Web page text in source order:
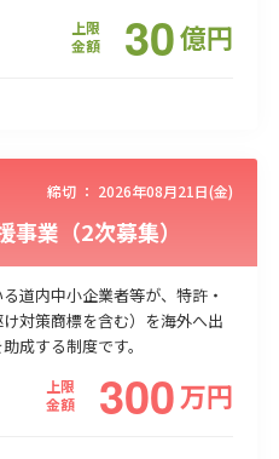
上限
金額
30億円
締切 ： 2026年08月21日(金)
業（2次募集）
道内中小企業者等が、特許・
対策商標を含む）を海外へ出
成する制度です。
上限
金額
300万円